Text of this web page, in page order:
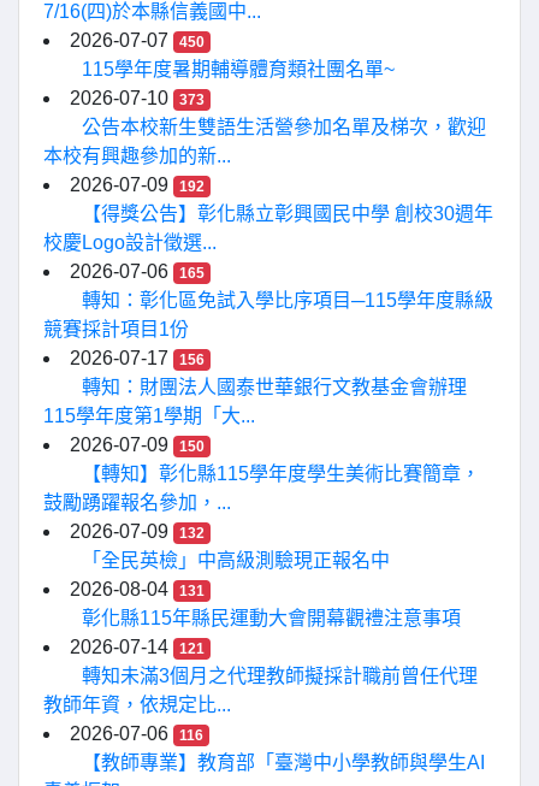
7/16(四)於本縣信義國中...
2026-07-07
450
115學年度暑期輔導體育類社團名單~
2026-07-10
373
公告本校新生雙語生活營參加名單及梯次，歡迎
本校有興趣參加的新...
2026-07-09
192
【得獎公告】彰化縣立彰興國民中學 創校30週年
校慶Logo設計徵選...
2026-07-06
165
轉知：彰化區免試入學比序項目─115學年度縣級
競賽採計項目1份
2026-07-17
156
轉知：財團法人國泰世華銀行文教基金會辦理
115學年度第1學期「大...
2026-07-09
150
【轉知】彰化縣115學年度學生美術比賽簡章，
鼓勵踴躍報名參加，...
2026-07-09
132
「全民英檢」中高級測驗現正報名中
2026-08-04
131
彰化縣115年縣民運動大會開幕觀禮注意事項
2026-07-14
121
轉知未滿3個月之代理教師擬採計職前曾任代理
教師年資，依規定比...
2026-07-06
116
【教師專業】教育部「臺灣中小學教師與學生AI